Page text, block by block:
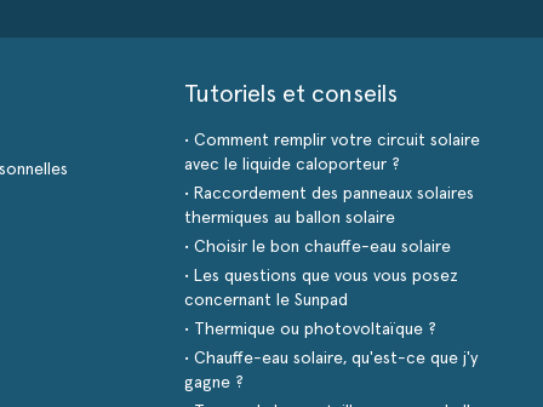
Tutoriels et conseils
• Comment remplir votre circuit solaire
avec le liquide caloporteur ?
• Raccordement des panneaux solaires
thermiques au ballon solaire
• Choisir le bon chauffe-eau solaire
• Les questions que vous vous posez
concernant le Sunpad
• Thermique ou photovoltaïque ?
• Chauffe-eau solaire, qu'est-ce que j'y
gagne ?